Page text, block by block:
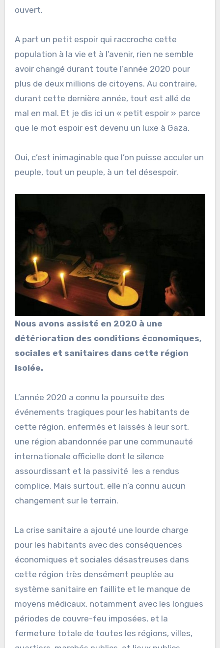
ouvert.
A part un petit espoir qui raccroche cette
population à la vie et à l’avenir, rien ne semble
avoir changé durant toute l’année 2020 pour
plus de deux millions de citoyens. Au contraire,
durant cette dernière année, tout est allé de
mal en mal. Et je dis ici un « petit espoir » parce
que le mot espoir est devenu un luxe à Gaza.
Oui, c’est inimaginable que l’on puisse acculer un
peuple, tout un peuple, à un tel désespoir.
Nous avons assisté en 2020 à une
détérioration des conditions économiques,
sociales et sanitaires dans cette région
isolée.
L’année 2020 a connu la poursuite des
événements tragiques pour les habitants de
cette région, enfermés et laissés à leur sort,
une région abandonnée par une communauté
internationale officielle dont le silence
assourdissant et la passivité les a rendus
complice. Mais surtout, elle n’a connu aucun
changement sur le terrain.
La crise sanitaire a ajouté une lourde charge
pour les habitants avec des conséquences
économiques et sociales désastreuses dans
cette région très densément peuplée au
système sanitaire en faillite et le manque de
moyens médicaux, notamment avec les longues
périodes de couvre-feu imposées, et la
fermeture totale de toutes les régions, villes,